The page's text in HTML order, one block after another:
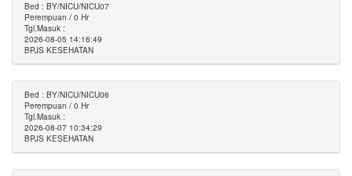
Bed : BY/NICU/NICU07
Perempuan / 0 Hr
Tgl.Masuk :
2026-08-05 14:16:49
BPJS KESEHATAN
Bed : BY/NICU/NICU06
Perempuan / 0 Hr
Tgl.Masuk :
2026-08-07 10:34:29
BPJS KESEHATAN